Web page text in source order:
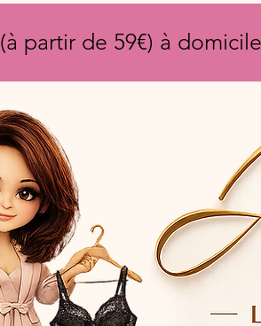
(à partir de 59€) à